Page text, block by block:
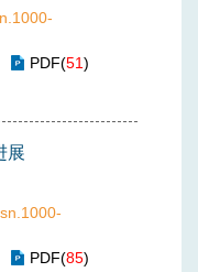
PDF(51)
展
PDF(85)